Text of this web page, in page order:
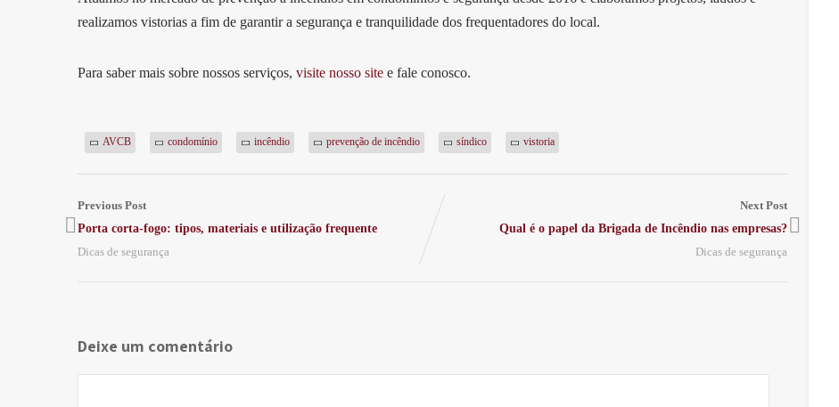
realizamos vistorias a fim de garantir a segurança e tranquilidade dos frequentadores do local.
Para saber mais sobre nossos serviços, visite nosso site e fale conosco.
AVCB condomínio incêndio prevenção de incêndio síndico vistoria
Previous Post
Porta corta-fogo: tipos, materiais e utilização frequente
Dicas de segurança
Next Post
Qual é o papel da Brigada de Incêndio nas empresas?
Dicas de segurança
Deixe um comentário